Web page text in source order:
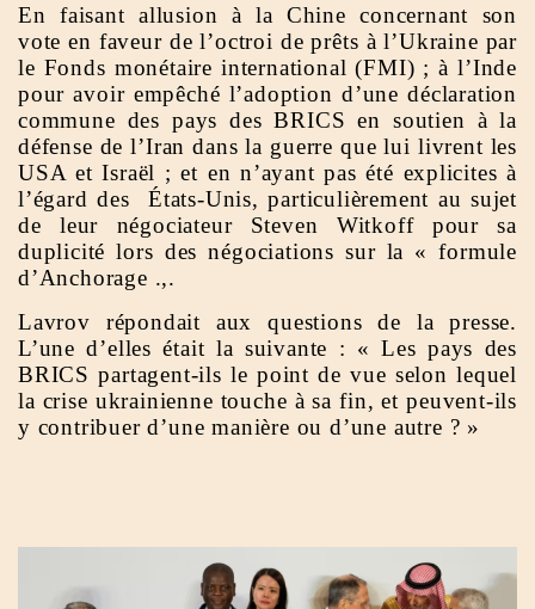
En faisant allusion à la Chine concernant son
vote en faveur de l’octroi de prêts à l’Ukraine par
le Fonds monétaire international (FMI) ; à l’Inde
pour avoir empêché l’adoption d’une déclaration
commune des pays des BRICS en soutien à la
défense de l’Iran dans la guerre que lui livrent les
USA et Israël ; et en n’ayant pas été explicites à
l’égard des États-Unis, particulièrement au sujet
de leur négociateur Steven Witkoff pour sa
duplicité lors des négociations sur la « formule
d’Anchorage .,.
Lavrov répondait aux questions de la presse.
L’une d’elles était la suivante : « Les pays des
BRICS partagent-ils le point de vue selon lequel
la crise ukrainienne touche à sa fin, et peuvent-ils
y contribuer d’une manière ou d’une autre ? »